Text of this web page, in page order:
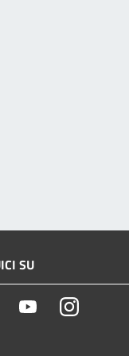
SU
Facebook YoutubeInstagram